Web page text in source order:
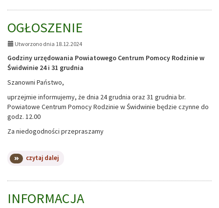
OGŁOSZENIE
Utworzono dnia 18.12.2024
Godziny urzędowania Powiatowego Centrum Pomocy Rodzinie w
Świdwinie 24 i 31 grudnia
Szanowni Państwo,
uprzejmie informujemy, że dnia 24 grudnia oraz 31 grudnia br.
Powiatowe Centrum Pomocy Rodzinie w Świdwinie będzie czynne do
godz. 12.00
Za niedogodności przepraszamy
czytaj dalej
INFORMACJA